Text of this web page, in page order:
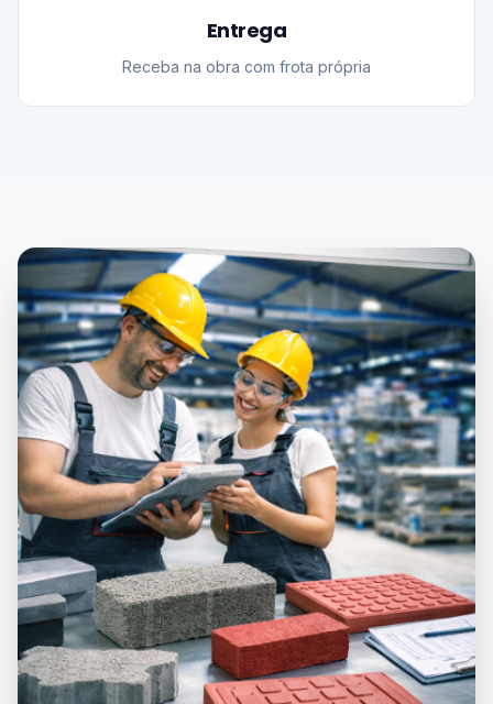
Entrega
Receba na obra com frota própria